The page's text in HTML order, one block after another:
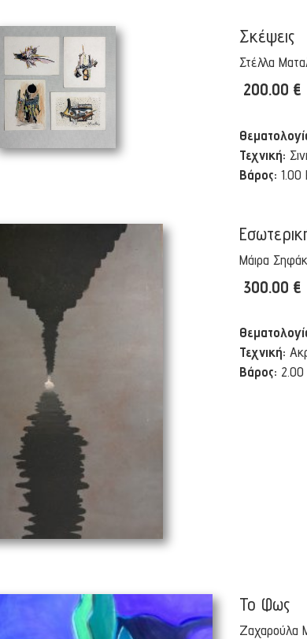
Σκέψεις
Στέλλα
200.00 €
Τεχνική:
Βάρος: 1.00
Μάιρα
300.00 €
Τεχνική:
Βάρος:
Το Φως
Ζαχαρούλα